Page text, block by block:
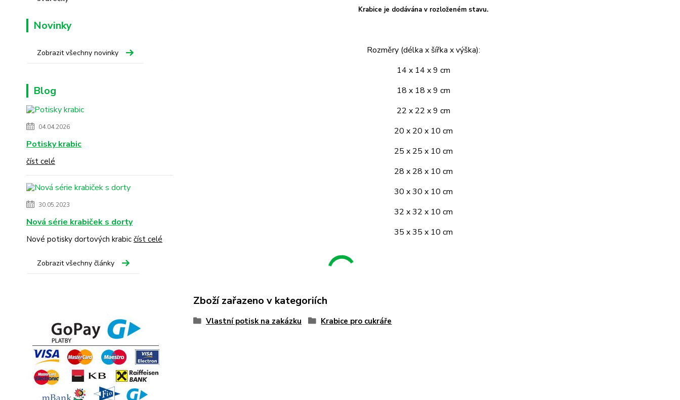
Novinky
Zobrazit všechny novinky
Blog
04.04.2026
Potisky krabic
číst celé
30.05.2023
Nová série krabiček s dorty
Nové potisky dortových krabic číst celé
Zobrazit všechny články
Krabice je dodávána v rozloženém stavu.
Rozměry (délka x šířka x výška):
14 x 14 x 9 cm
18 x 18 x 9 cm
22 x 22 x 9 cm
20 x 20 x 10 cm
25 x 25 x 10 cm
28 x 28 x 10 cm
30 x 30 x 10 cm
32 x 32 x 10 cm
35 x 35 x 10 cm
Zboží zařazeno v kategoriích
Vlastní potisk na zakázku Krabice pro cukráře